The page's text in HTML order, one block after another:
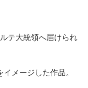
テ大統領へ届けられ
メージした作品。